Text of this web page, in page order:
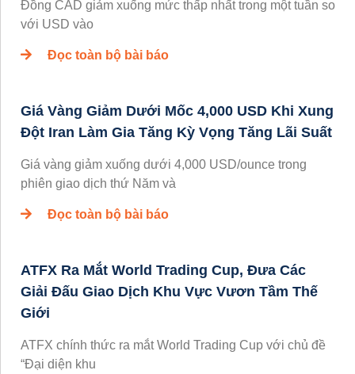
Đồng CAD giảm xuống mức thấp nhất trong một tuần so
với USD vào
Đọc toàn bộ bài báo
Giá Vàng Giảm Dưới Mốc 4,000 USD Khi Xung
Đột Iran Làm Gia Tăng Kỳ Vọng Tăng Lãi Suất
Giá vàng giảm xuống dưới 4,000 USD/ounce trong
phiên giao dịch thứ Năm và
Đọc toàn bộ bài báo
ATFX Ra Mắt World Trading Cup, Đưa Các
Giải Đấu Giao Dịch Khu Vực Vươn Tầm Thế
Giới
ATFX chính thức ra mắt World Trading Cup với chủ đề
“Đại diện khu